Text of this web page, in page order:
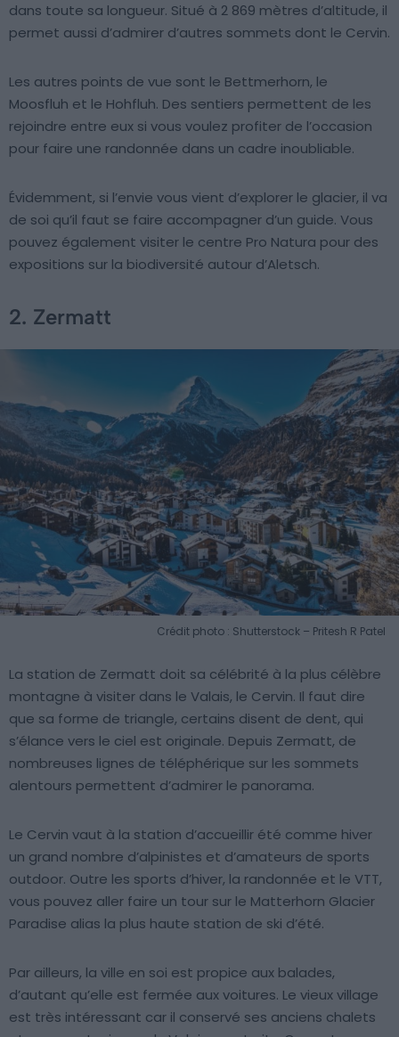
dans toute sa longueur. Situé à 2 869 mètres d’altitude, il
permet aussi d’admirer d’autres sommets dont le Cervin.
Les autres points de vue sont le Bettmerhorn, le
Moosfluh et le Hohfluh. Des sentiers permettent de les
rejoindre entre eux si vous voulez profiter de l’occasion
pour faire une randonnée dans un cadre inoubliable.
Évidemment, si l’envie vous vient d’explorer le glacier, il va
de soi qu’il faut se faire accompagner d’un guide. Vous
pouvez également visiter le centre Pro Natura pour des
expositions sur la biodiversité autour d’Aletsch.
2. Zermatt
Crédit photo : Shutterstock – Pritesh R Patel
La station de Zermatt doit sa célébrité à la plus célèbre
montagne à visiter dans le Valais, le Cervin. Il faut dire
que sa forme de triangle, certains disent de dent, qui
s’élance vers le ciel est originale. Depuis Zermatt, de
nombreuses lignes de téléphérique sur les sommets
alentours permettent d’admirer le panorama.
Le Cervin vaut à la station d’accueillir été comme hiver
un grand nombre d’alpinistes et d’amateurs de sports
outdoor. Outre les sports d’hiver, la randonnée et le VTT,
vous pouvez aller faire un tour sur le Matterhorn Glacier
Paradise alias la plus haute station de ski d’été.
Par ailleurs, la ville en soi est propice aux balades,
d’autant qu’elle est fermée aux voitures. Le vieux village
est très intéressant car il conservé ses anciens chalets